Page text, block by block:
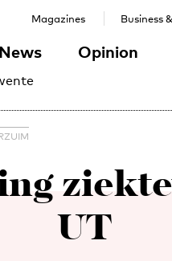
News Opinion
Magazines Business
UT